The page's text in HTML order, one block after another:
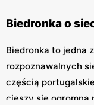
Biedronka o
Biedronka to jedna
rozpoznawalnych
częścią
cieszy się ogromną